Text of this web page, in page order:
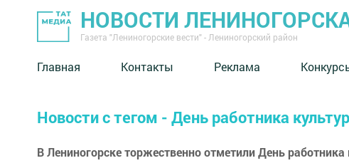
НОВОСТИ
Газета "Лениногорские вести" - Лениногорский район
Главная Контакты Реклама
Новости с тегом - День работника
В Лениногорске торжественно отметили День работника